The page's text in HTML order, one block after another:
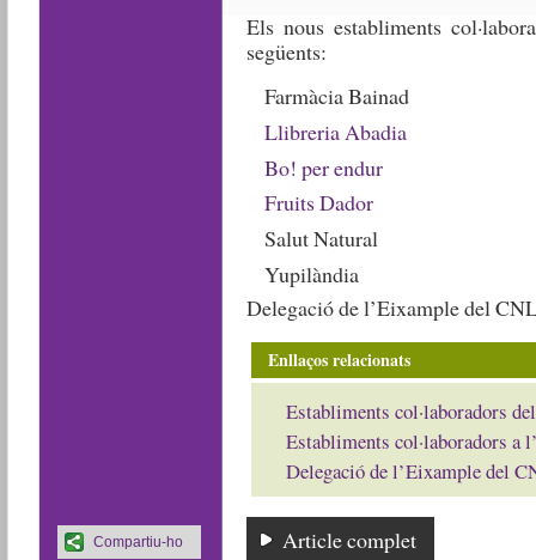
Els nous establiments
següents:
Farmàcia Bainad
Llibreria Abadia
Bo! per endur
Fruits Dador
Salut Natural
Yupilàndia
Delegació de l’Eixample del
Enllaços relacionats
Establiments col·laboradors
Establiments col·laboradors a
Delegació de l’Eixample del
Article complet
Compartiu-ho